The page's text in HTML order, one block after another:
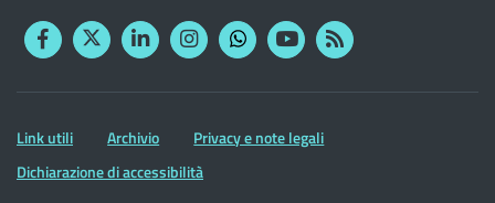
FacebookTwitterLinkedinInstagram
YouTubeRSS
Altre
informazioni
Link utili Archivio
Privacy e note legali
Dichiarazione di accessibilità